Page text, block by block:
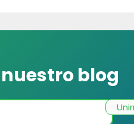
blog